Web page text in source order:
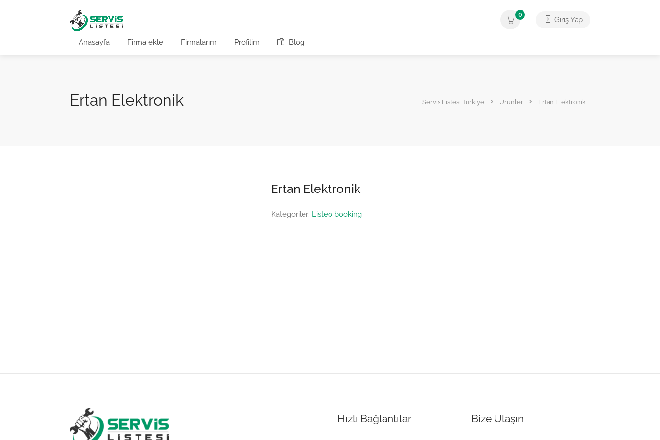
Anasayfa Firma ekle Firmalarım Profilim Blog
0
Giriş Yap
Ertan Elektronik Servis Listesi Türkiye Ürünler Ertan Elektronik
Ertan Elektronik
Kategoriler: Listeo booking
Hızlı Bağlantılar Bize Ulaşın